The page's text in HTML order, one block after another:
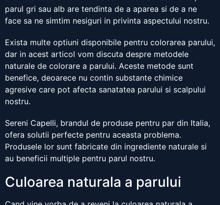
parul gri sau alb are tendinta de a aparea si de a ne
face sa ne simtim nesiguri in privinta aspectului nostru.
Exista multe optiuni disponibile pentru colorarea parului,
dar in acest articol vom discuta despre metodele
naturale de colorare a parului. Aceste metode sunt
benefice, deoarece nu contin substante chimice
agresive care pot afecta sanatatea parului si scalpului
nostru.
Sereni Capelli, brandul de produse pentru par din Italia,
ofera solutii perfecte pentru aceasta problema.
Produsele lor sunt fabricate din ingrediente naturale si
au beneficii multiple pentru parul nostru.
Culoarea naturala a parului